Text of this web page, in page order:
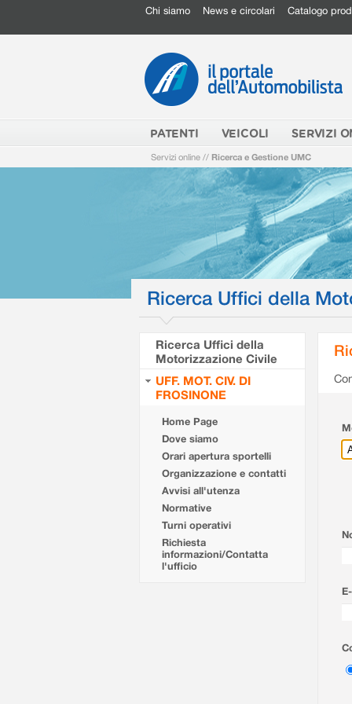
Chi siamo News e circolari Catalogo
PATENTI VEICOLI SERVIZI
Servizi online // Ricerca e Gestione UMC
Ricerca Uffici della
Ricerca Uffici della
Motorizzazione Civile
UFF. MOT. CIV. DI
FROSINONE
Home Page
Dove siamo
Orari apertura sportelli
Organizzazione e contatti
Avvisi all'utenza
Normative
Turni operativi
Richiesta
informazioni/Contatta
l'ufficio